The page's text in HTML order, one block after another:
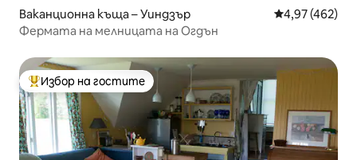
Ваканционна къща – Уиндзър Средна
4,97 (462)
Фермата на мелницата на Огдън
Най-популярен избор на гостите
Избор на гостите